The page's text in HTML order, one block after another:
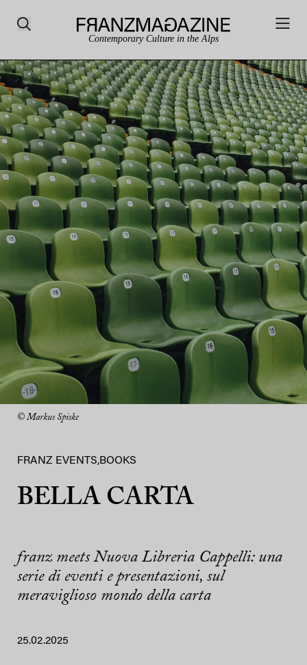
Contemporary Culture in the Alps
FRANZ EVENTS,BOOKS
BELLA CARTA
franz meets Nuova Libreria Cappelli: una
serie di eventi e presentazioni, sul
meraviglioso mondo della carta
25.02.2025
© Markus Spiske